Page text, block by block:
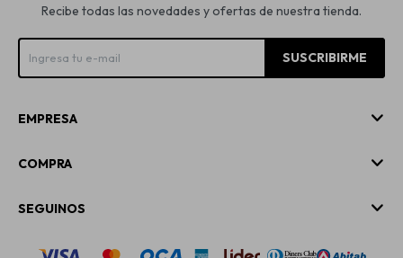
Recibe todas las novedades y ofertas de nuestra tienda.
SUSCRIBIRME
EMPRESA
COMPRA
SEGUINOS